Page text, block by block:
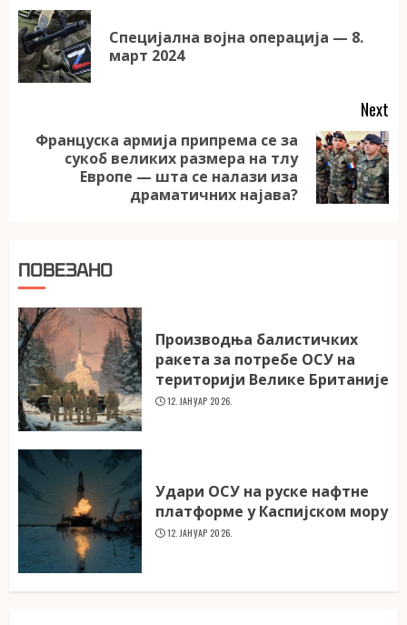
Reading
Специјална војна операција — 8.
март 2024
Next
Француска армија припрема се за
сукоб великих размера на тлу
Европе — шта се налази иза
драматичних најава?
ПОВЕЗАНО
Производња балистичких
ракета за потребе ОСУ на
територији Велике Британије
12. ЈАНУАР 2026.
Удари ОСУ на руске нафтне
платформе у Каспијском мору
12. ЈАНУАР 2026.